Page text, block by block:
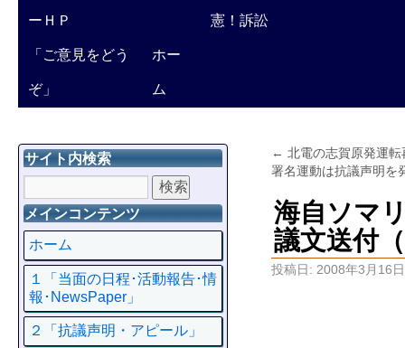
ーＨＰ 憲！訴訟
「ご意見をどう
ぞ」
ホー
ム
← 北電の志賀原発運
署名運動は抗議声明を
海自ソマ
議文送付
投稿日: 2008年3月16日
サイト内検索
メインコンテンツ
ホーム
１「当面の日程･活動報告･情
報･NewsPaper」
２「抗議声明・アピール」